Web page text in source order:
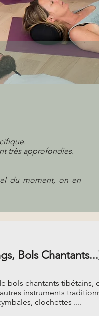
très approfondies.
du moment, on en
Bols
bols chantants tibétains,
instruments
clochettes ....